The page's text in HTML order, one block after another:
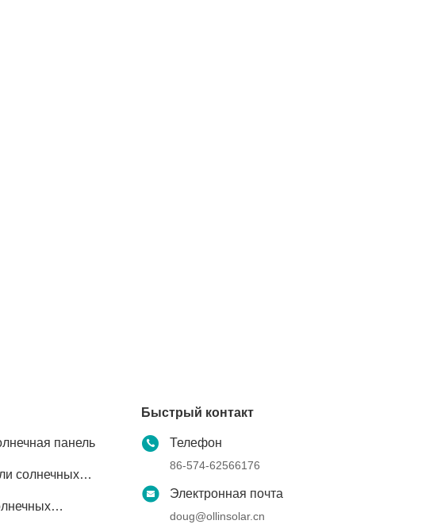
панель
солнечных
Быстрый контакт
Телефон
86-574-62566176
Электронная почта
doug@ollinsolar.cn